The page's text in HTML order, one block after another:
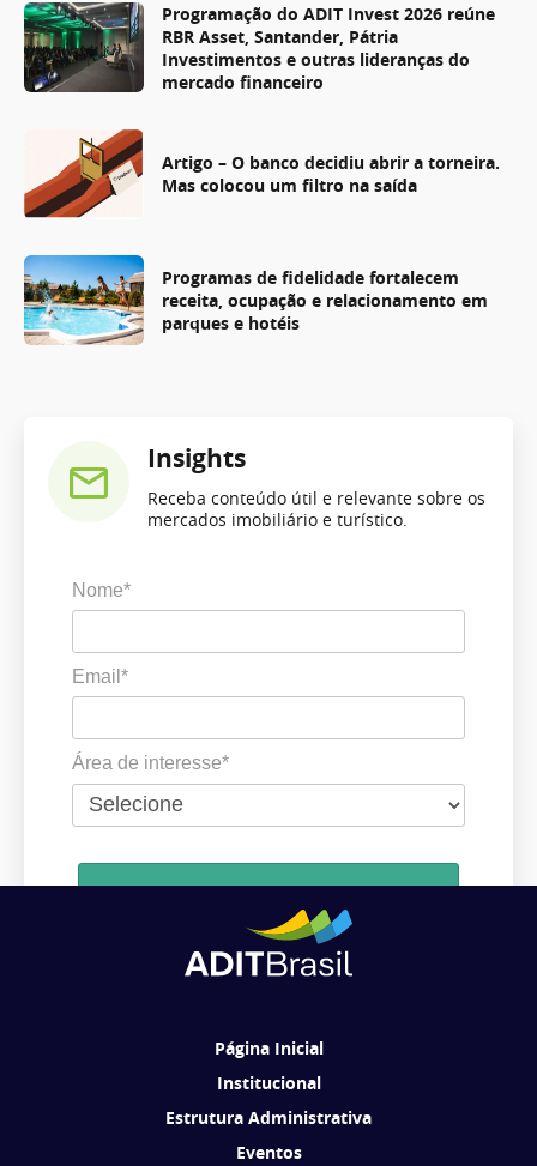
Programação do ADIT Invest 2026 reúne
RBR Asset, Santander, Pátria
Investimentos e outras lideranças do
mercado financeiro
Artigo – O banco decidiu abrir a torneira.
Mas colocou um filtro na saída
Programas de fidelidade fortalecem
receita, ocupação e relacionamento em
parques e hotéis
Insights
Receba conteúdo útil e relevante sobre os
mercados imobiliário e turístico.
Nome*
Email*
Área de interesse*
Ao se cadastrar, você concorda em receber comunicações da ADIT
Página Inicial
Institucional
Estrutura Administrativa
Eventos